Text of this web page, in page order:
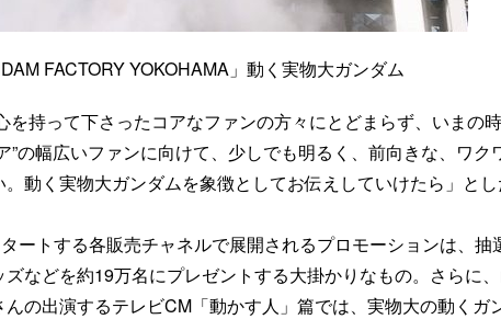
FACTORY YOKOHAMA」動く実物大ガンダム
を持って下さったコアなファンの方々にとどまらず、いまの
”の幅広いファンに向けて、少しでも明るく、前向きな、ワク
動く実物大ガンダムを象徴としてお伝えしていけたら」とし
ートする各販売チャネルで展開されるプロモーションは、抽
などを約19万名にプレゼントする大掛かりなもの。さらに
の出演するテレビCM「動かす人」篇では、実物大の動くガ